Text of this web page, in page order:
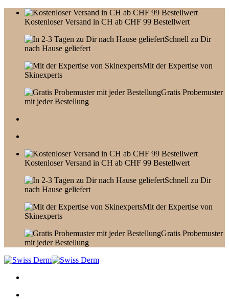
Skip
Kostenloser Versand in CH ab CHF 99 Bestellwert
Schnell zu Dir
nach Hause geliefert
Mit der Expertise von
Skinexperts
Gratis Probemuster
mit jeder Bestellung
Kostenloser Versand in CH ab CHF 99 Bestellwert
Schnell zu Dir
nach Hause geliefert
Mit der Expertise von
Skinexperts
Gratis Probemuster
mit jeder Bestellung